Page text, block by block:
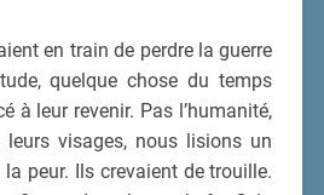
en train de perdre la guerre
quelque chose du temps
à leur revenir. Pas l’humanité,
visages, nous lisions un
peur. Ils crevaient de trouille.